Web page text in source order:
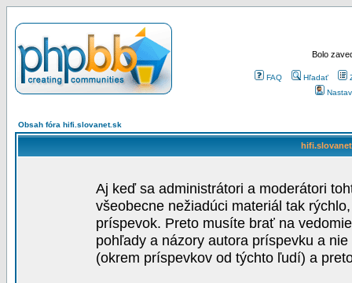
Bolo
FAQ Hľadať
Obsah fóra hifi.slovanet.sk
Aj keď sa administrátori a moderátori
všeobecne nežiadúci materiál tak
príspevok. Preto musíte brať na
pohľady a názory autora príspevku a
(okrem príspevkov od týchto ľudí) a